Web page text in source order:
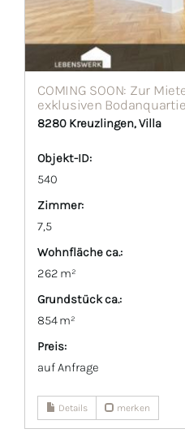
COMING SOON: Zur
exklusiven
8280 Kreuzlingen, Villa
Objekt-ID:
540
Zimmer:
7,5
Wohnfläche ca.:
262 m²
Grund­stück ca.:
854 m²
Preis:
auf Anfrage
Details merken